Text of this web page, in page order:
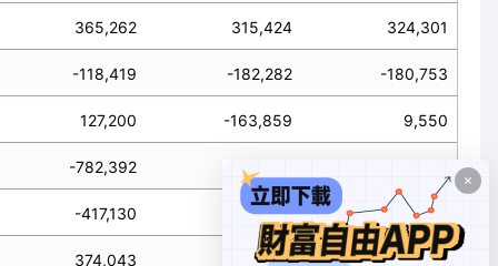
365,262 315,424 324,301
-118,419 -182,282 -180,753
127,200 -163,859 9,550
-782,392 -909
-417,130 314,515 324,301
374,043 -30,717 153,098